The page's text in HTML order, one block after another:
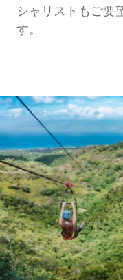
シャリストもご要
す。